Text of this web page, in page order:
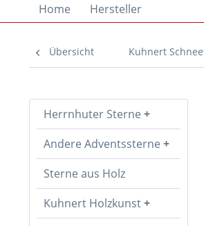
Home
Hersteller
Übersicht Kuhnert
Herrnhuter Sterne
Andere Adventssterne
Sterne aus Holz
Kuhnert Holzkunst